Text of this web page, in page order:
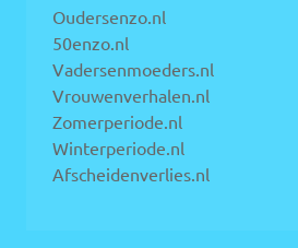
Oudersenzo.nl
50enzo.nl
Vadersenmoeders.nl
Vrouwenverhalen.nl
Zomerperiode.nl
Winterperiode.nl
Afscheidenverlies.nl